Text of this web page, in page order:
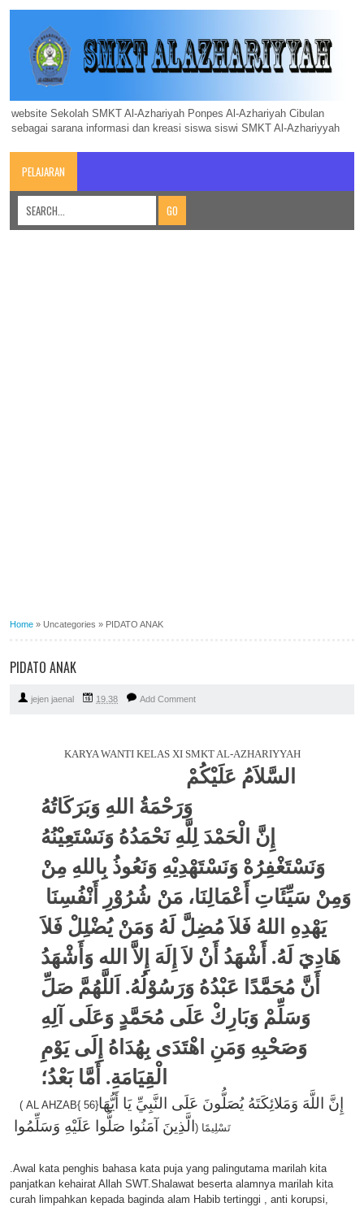
website Sekolah SMKT Al-Azhariyah Ponpes Al-Azhariyah Cibulan
sebagai sarana informasi dan kreasi siswa siswi SMKT Al-Azhariyyah
PELAJARAN
Home » Uncategories » PIDATO ANAK
PIDATO ANAK
jejen jaenal 19.38 Add Comment
KARYA WANTI KELAS XI SMKT AL-AZHARIYYAH
السَّلاَمُ عَلَيْكُمْ
وَرَحْمَةُ اللهِ وَبَرَكَاتُهُ
إِنَّ الْحَمْدَ لِلَّهِ نَحْمَدُهُ وَنَسْتَعِيْنُهُ
وَنَسْتَغْفِرُهْ وَنَسْتَهْدِيْهِ وَنَعُوذُ بِاللهِ مِنْ
شُرُوْرِ أَنْفُسِنَا وَمِنْ سَيِّئَاتِ أَعْمَالِنَا، مَنْ
يَهْدِهِ اللهُ فَلاَ مُضِلَّ لَهُ وَمَنْ يُضْلِلْ فَلاَ
هَادِيَ لَهُ. أَشْهَدُ أَنْ لاَ إِلَهَ إِلاَّ الله وَأَشْهَدُ
أَنَّ مُحَمَّدًا عَبْدُهُ وَرَسُوْلُهُ. اَللَّهُمَّ صَلِّ
وَسَلِّمْ وَبَارِكْ عَلَى مُحَمَّدٍ وَعَلَى آلِهِ
وَصَحْبِهِ وَمَنِ اهْتَدَى بِهُدَاهُ إِلَى يَوْمِ
الْقِيَامَةِ. أَمَّا بَعْدُ؛
( AL AHZAB{ 56}إِنَّ اللَّهَ وَمَلائِكَتَهُ يُصَلُّونَ عَلَى النَّبِيِّ يَا أَيُّهَا
الَّذِينَ آمَنُوا صَلُّوا عَلَيْهِ وَسَلِّمُوا تَسْلِيمًا (
.Awal kata penghis bahasa kata puja yang palingutama marilah kita
panjatkan kehairat Allah SWT.Shalawat beserta alamnya marilah kita
curah limpahkan kepada baginda alam Habib tertinggi , anti korupsi,